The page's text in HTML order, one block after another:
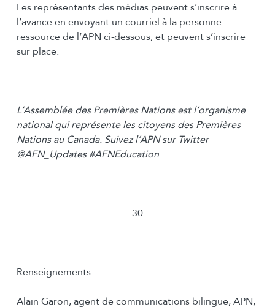
Les représentants des médias peuvent s’inscrire à
l’avance en envoyant un courriel à la personne-
ressource de l’APN ci-dessous, et peuvent s’inscrire
sur place.
L’Assemblée des Premières Nations est l’organisme
national qui représente les citoyens des Premières
Nations au Canada. Suivez l’APN sur Twitter
@AFN_Updates #AFNEducation
-30-
Renseignements :
Alain Garon, agent de communications bilingue, APN,